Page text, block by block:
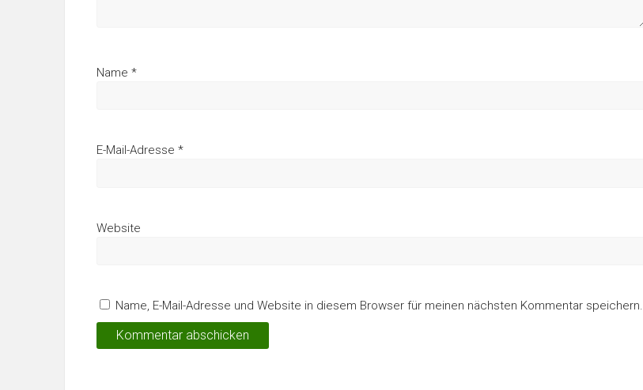
Name *
E-Mail-Adresse *
Website
Name, E-Mail-Adresse und Website in diesem Browser für meinen nächsten Kommentar speichern.